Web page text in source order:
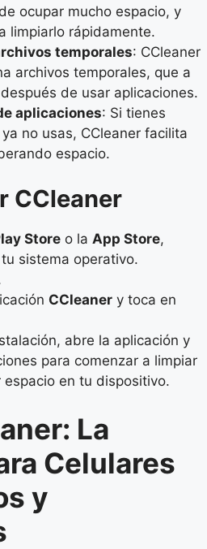
ocupar mucho espacio, y
limpiarlo rápidamente.
temporales: CCleaner
archivos temporales, que a
de usar aplicaciones.
aplicaciones: Si tienes
no usas, CCleaner facilita
espacio.
CCleaner
Store o la App Store,
sistema operativo.
CCleaner y toca en
abre la aplicación y
para comenzar a limpiar
espacio en tu dispositivo.
La
Celulares
y